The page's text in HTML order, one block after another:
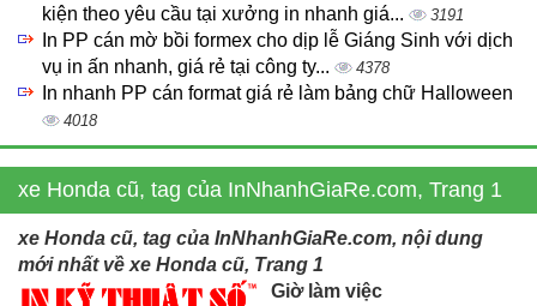
kiện theo yêu cầu tại xưởng in nhanh giá...
3191
In PP cán mờ bồi formex cho dịp lễ Giáng Sinh với dịch
vụ in ấn nhanh, giá rẻ tại công ty...
4378
In nhanh PP cán format giá rẻ làm bảng chữ Halloween
4018
xe Honda cũ, tag của InNhanhGiaRe.com, Trang 1
xe Honda cũ, tag của InNhanhGiaRe.com, nội dung
mới nhất về xe Honda cũ, Trang 1
Giờ làm việc